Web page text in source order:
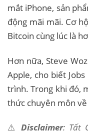
mắt iPhone, sản
động mãi mãi. Cơ
Bitcoin cùng lúc là
Hơn nữa, Steve
Apple, cho biết
trình. Trong khi đó,
thức chuyên môn về
⚠️Disclaimer: Tất